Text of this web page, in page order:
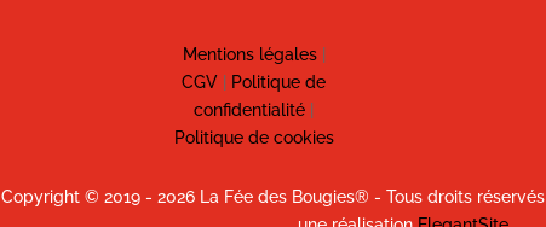
Mentions légales|
CGV
Politique de
confidentialité
Politique de cookies
Copyright © 2019 - 2026 La Fée des Bougies® - Tous droits réservés